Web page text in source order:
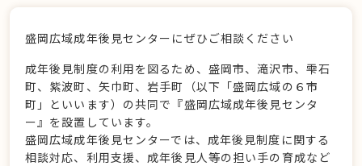
盛岡広域成年後見センターにぜひご相談ください
成年後見制度の利用を図るため、盛岡市、滝沢市、雫石
町、紫波町、矢巾町、岩手町（以下「盛岡広域の６市
町」といいます）の共同で『盛岡広域成年後見センタ
ー』を設置しています。
盛岡広域成年後見センターでは、成年後見制度に関する
相談対応、利用支援、成年後見人等の担い手の育成など